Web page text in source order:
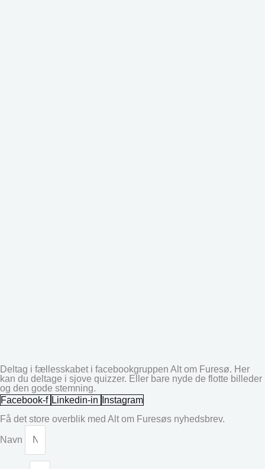
Deltag i fællesskabet i facebookgruppen Alt om Furesø. Her
kan du deltage i sjove quizzer. Eller bare nyde de flotte billeder
og den gode stemning.
Facebook-f Linkedin-in
Instagram
Få det store overblik med Alt om Furesøs nyhedsbrev.
Navn